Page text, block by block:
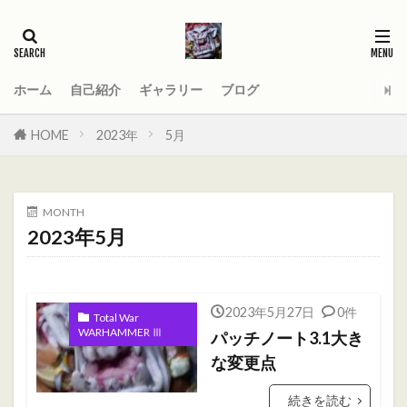
ホーム 自己紹介 ギャラリー ブログ
HOME 2023年 5月
MONTH
2023年5月
Total War
WARHAMMER Ⅲ
2023年5月27日 0件
パッチノート3.1大き
な変更点
続きを読む
AGE_OF_SIGMAR
Total War WARHAMMER
Total War WARHAMMER Ⅱ
Warhammer 40
Warhammer 40000
ウォーハンマー
オールドワールド
ガットリッパ
キャセイ
ティーンチ
テキサスチェーンソー
トゥームキング
ドワーフ
パッチノート
ビーストマン
ファレホコン